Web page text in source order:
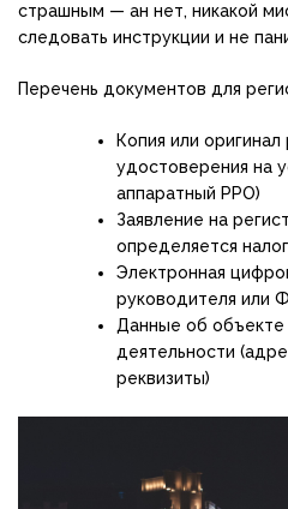
страшным — ан нет, никакой
следовать инструкции и не
Перечень документов для
Копия или
удостоверения на
аппаратный РРО)
Заявление на
определяется
Электронная
руководителя или
Данные об объекте
деятельности
реквизиты)